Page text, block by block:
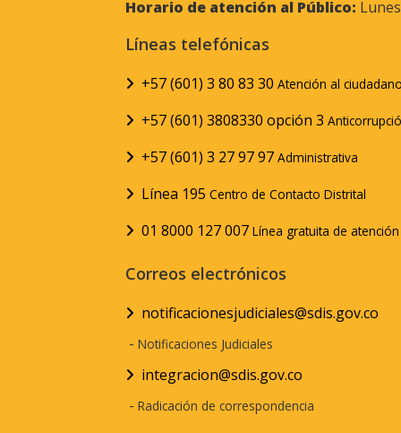
Horario de atención al Público:
Líneas telefónicas
+57 (601) 3 80 83 30 Atención al
+57 (601) 3808330 opción 3
+57 (601) 3 27 97 97 Administrativa
Línea 195 Centro de Contacto Distrital
01 8000 127 007 Línea gratuita de
Correos electrónicos
notificacionesjudiciales@sdis.gov.co
- Notificaciones Judiciales
integracion@sdis.gov.co
- Radicación de correspondencia